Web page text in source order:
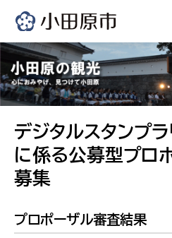
デジタルスタンプ
に係る公募型プロ
募集
プロポーザル審査結果